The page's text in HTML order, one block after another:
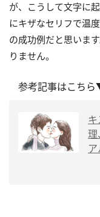
が、こうして文字に
にキザなセリフで温
の成功例だと思いま
りません。
参考記事はこち
理
ア